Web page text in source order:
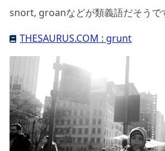
snort, groanなどが類義語だそうで
THESAURUS.COM : grunt